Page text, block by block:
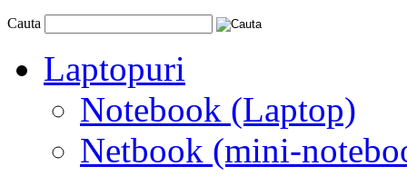
Cauta
Laptopuri
Notebook (Laptop)
Netbook (mini-